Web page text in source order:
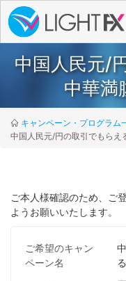
中国人民元/
中華満
キャンペーン・プログラム
中国人民元/円の取引でもらえ
ご本人様確認のため、ご
ようお願いいたします。
ご希望のキャン
ペーン名